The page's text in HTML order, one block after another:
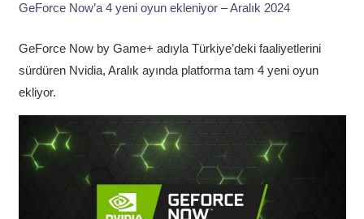
GeForce Now’a 4 yeni oyun ekleniyor – Aralık 2024
GeForce Now by Game+ adıyla Türkiye’deki faaliyetlerini
sürdüren Nvidia, Aralık ayında platforma tam 4 yeni oyun
ekliyor.